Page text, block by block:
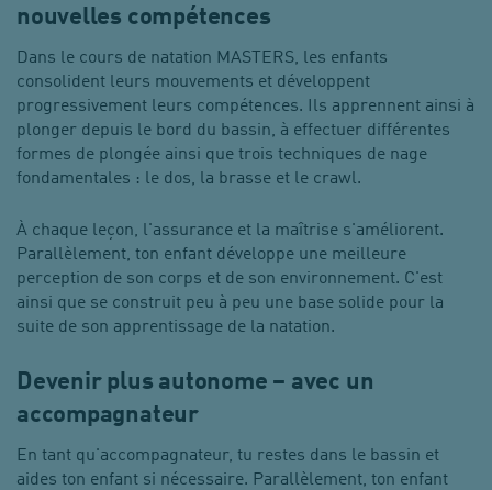
nouvelles compétences
Dans le cours de natation MASTERS, les enfants
consolident leurs mouvements et développent
progressivement leurs compétences. Ils apprennent ainsi à
plonger depuis le bord du bassin, à effectuer différentes
formes de plongée ainsi que trois techniques de nage
fondamentales : le dos, la brasse et le crawl.
À chaque leçon, l'assurance et la maîtrise s'améliorent.
Parallèlement, ton enfant développe une meilleure
perception de son corps et de son environnement. C'est
ainsi que se construit peu à peu une base solide pour la
suite de son apprentissage de la natation.
Devenir plus autonome – avec un
accompagnateur
En tant qu'accompagnateur, tu restes dans le bassin et
aides ton enfant si nécessaire. Parallèlement, ton enfant